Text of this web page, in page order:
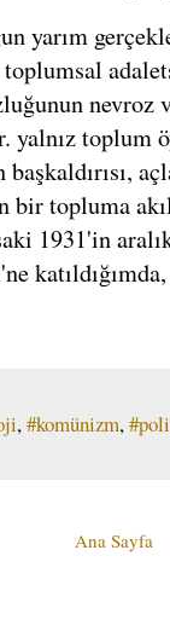
yarım
yalnız toplum
bir topluma
1931'in
,#komünizm,
Ana Sayfa